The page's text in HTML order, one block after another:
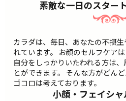
素敵な一日のスター
カラダは、毎日、あなたの不摂
れています。 お顔のセルフケア
自分をしっかりいたわれる方は
とができます。 そんな方がどん
ゴコロは考えております。
小顔・フェイシ